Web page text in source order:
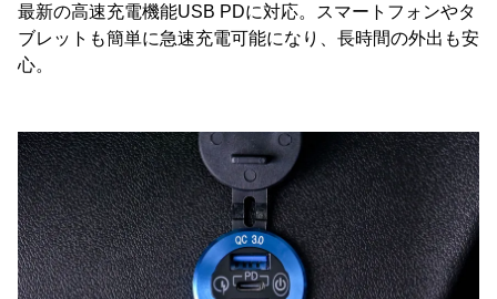
最新の高速充電機能USB PDに対応。スマートフォンやタ
ブレットも簡単に急速充電可能になり、長時間の外出も安
心。